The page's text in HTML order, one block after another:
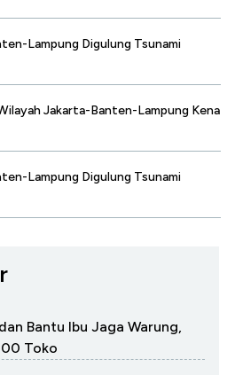
Lampung Digulung Tsunami
Jakarta-Banten-Lampung Kena
Lampung Digulung Tsunami
Bantu Ibu Jaga Warung,
Toko